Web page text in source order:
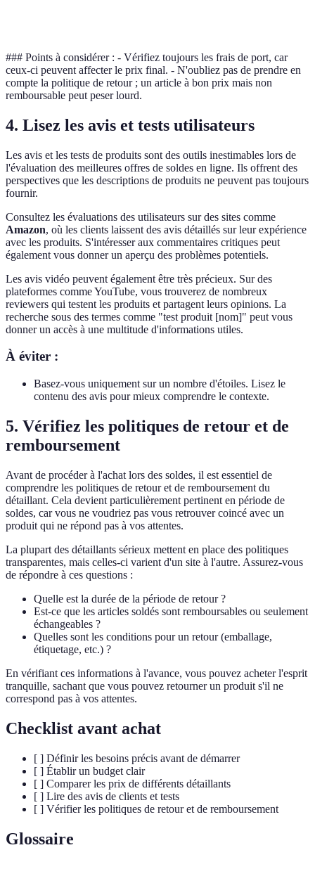
### Points à considérer : - Vérifiez toujours les frais de port, car
ceux-ci peuvent affecter le prix final. - N'oubliez pas de prendre en
compte la politique de retour ; un article à bon prix mais non
remboursable peut peser lourd.
4. Lisez les avis et tests utilisateurs
Les avis et les tests de produits sont des outils inestimables lors de
l'évaluation des meilleures offres de soldes en ligne. Ils offrent des
perspectives que les descriptions de produits ne peuvent pas toujours
fournir.
Consultez les évaluations des utilisateurs sur des sites comme
Amazon, où les clients laissent des avis détaillés sur leur expérience
avec les produits. S'intéresser aux commentaires critiques peut
également vous donner un aperçu des problèmes potentiels.
Les avis vidéo peuvent également être très précieux. Sur des
plateformes comme YouTube, vous trouverez de nombreux
reviewers qui testent les produits et partagent leurs opinions. La
recherche sous des termes comme "test produit [nom]" peut vous
donner un accès à une multitude d'informations utiles.
À éviter :
Basez-vous uniquement sur un nombre d'étoiles. Lisez le
contenu des avis pour mieux comprendre le contexte.
5. Vérifiez les politiques de retour et de
remboursement
Avant de procéder à l'achat lors des soldes, il est essentiel de
comprendre les politiques de retour et de remboursement du
détaillant. Cela devient particulièrement pertinent en période de
soldes, car vous ne voudriez pas vous retrouver coincé avec un
produit qui ne répond pas à vos attentes.
La plupart des détaillants sérieux mettent en place des politiques
transparentes, mais celles-ci varient d'un site à l'autre. Assurez-vous
de répondre à ces questions :
Quelle est la durée de la période de retour ?
Est-ce que les articles soldés sont remboursables ou seulement
échangeables ?
Quelles sont les conditions pour un retour (emballage,
étiquetage, etc.) ?
En vérifiant ces informations à l'avance, vous pouvez acheter l'esprit
tranquille, sachant que vous pouvez retourner un produit s'il ne
correspond pas à vos attentes.
Checklist avant achat
[ ] Définir les besoins précis avant de démarrer
[ ] Établir un budget clair
[ ] Comparer les prix de différents détaillants
[ ] Lire des avis de clients et tests
[ ] Vérifier les politiques de retour et de remboursement
Glossaire